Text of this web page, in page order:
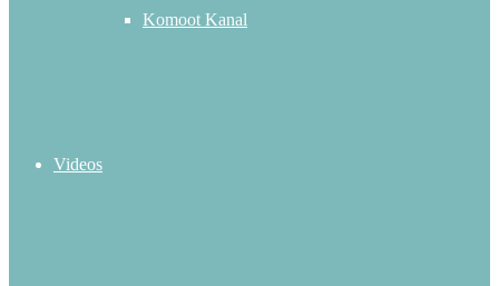
Komoot Kanal
Videos